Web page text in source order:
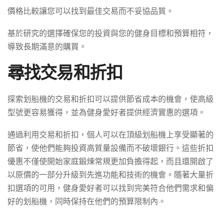
價格比較讓您可以找到最佳交易而不妥協品質。
基於研究的選擇確保您的投資與您的健身目標和預算相符，
導致長期滿意的購買。
尋找交易和折扣
探索划船機的交易和折扣可以提供節省成本的機會，使高級
型號更容易獲得，並為健身愛好者提供經濟實惠的選項。
通過利用交易和折扣，個人可以在頂級划船機上享受顯著的
節省，使他們能夠投資高質量設備而不破壞銀行。這些折扣
優惠不僅使開始家庭鍛煉常規更加負擔得起，而且還開啟了
以原價的一部分升級到先進功能和技術的機會。隨著大量折
扣選項的可用，健身愛好者可以找到完美符合他們需求和偏
好的划船機，同時保持在他們的預算限制內。